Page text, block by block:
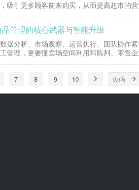
吸引更多顾客前来购买，从而提高超市的
管理的核心武器与智能升级
据分析、市场观察、运营执行、团队协作
管理，更要懂卖场空间利用和陈列。零售
7 8 9 10